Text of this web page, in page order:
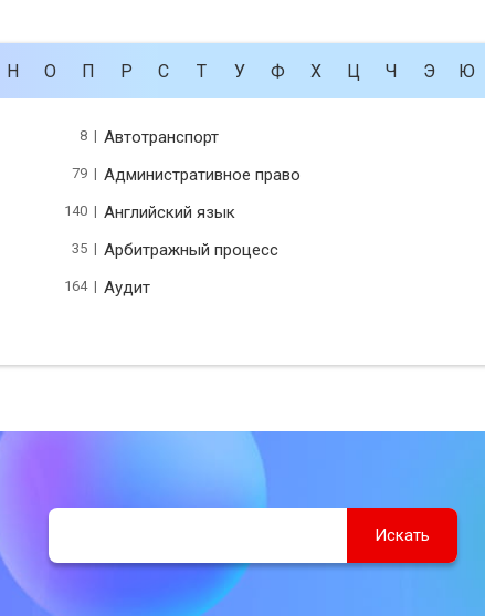
Н О П Р С Т У Ф Х Ц Ч Э Ю
8 | Автотранспорт
79 | Административное право
140 | Английский язык
35 | Арбитражный процесс
164 | Аудит